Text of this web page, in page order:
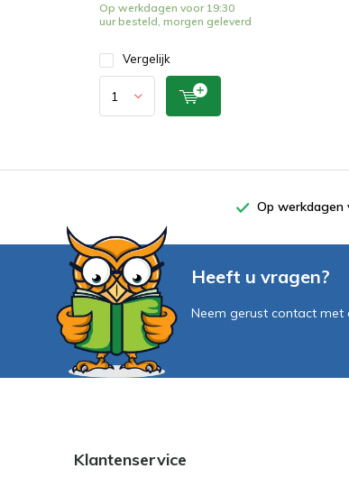
Op werkdagen voor 19:30
uur besteld, morgen geleverd
Vergelijk
Op werkdagen
Heeft u vragen?
Neem gerust contact met
Klantenservice